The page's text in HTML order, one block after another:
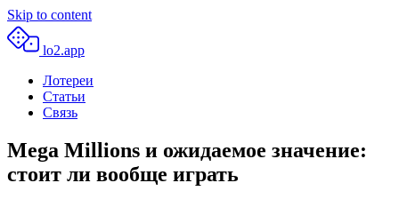
Skip to content
lo2.app
Лотереи
Статьи
Связь
Mega Millions и ожидаемое значение:
стоит ли вообще играть